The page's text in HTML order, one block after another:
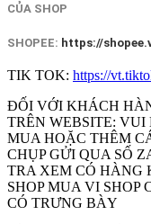
CỦA SHOP
SHOPEE: https://
TIK TOK: https://
ĐỐI VỚI KHÁCH
TRÊN WEBSITE:
MUA HOẶC THÊM
CHỤP GỬI QUA SỐ
TRA XEM CÓ
SHOP MUA VI SHOP
CÓ TRƯNG BÀY